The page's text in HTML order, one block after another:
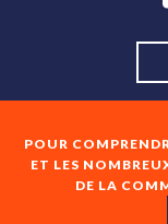
POUR
ET LES
DE LA
En cochant